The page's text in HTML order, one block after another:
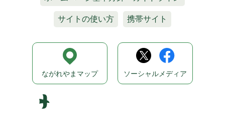
サイトの使い方 携帯サイト
ながれやまマップ ソーシャルメディア